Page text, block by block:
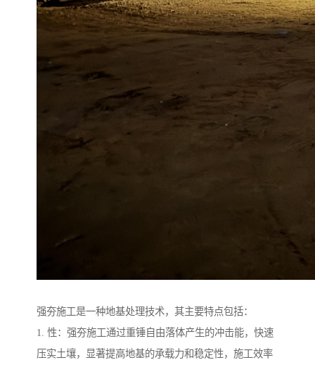
强夯施工是一种地基处理技术，其主要特点包括：
1. 性：强夯施工通过重锤自由落体产生的冲击能，快速
压实土壤，显著提高地基的承载力和稳定性，施工效率